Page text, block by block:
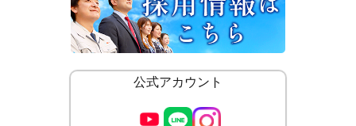
公式アカウント